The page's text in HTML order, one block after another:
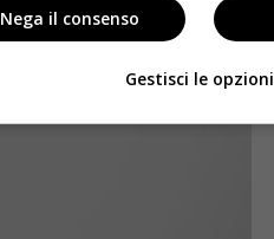
Nega il consenso
Gestisci le opzioni